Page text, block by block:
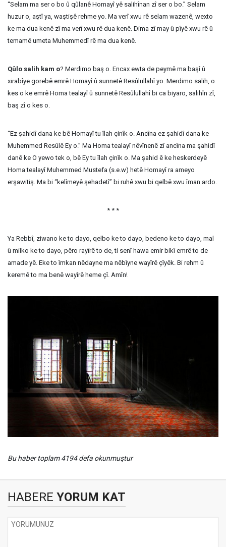
“Selam ma ser o bo û qûlanê Homayî yê salihînan zî ser o bo.” Selam
huzur o, aştî ya, waştişê rehme yo. Ma verî xwu rê selam wazenê, wexto
ke ma dua kenê zî ma verî xwu rê dua kenê. Dima zî may û pîyê xwu rê û
temamê umeta Muhemmedî rê ma dua kenê.
Qûlo salih kam o? Merdimo baş o. Encax ewta de peymê ma başî û
xirabîye gorebê emrê Homayî û sunnetê Resûlullahî yo. Merdimo salih, o
kes o ke emrê Homa tealayî û sunnetê Resûlullahî bi ca biyaro, salihîn zî,
baş zî o kes o.
“Ez şahidî dana ke bê Homayî tu îlah çinîk o. Ancîna ez şahidî dana ke
Muhemmed Resûlê Ey o.” Ma Homa tealayî nêvînenê zî ancîna ma şahidî
danê ke O yewo tek o, bê Ey tu îlah çinîk o. Ma şahid ê ke heskerdeyê
Homa tealayî Muhemmed Mustefa (s.e.w) hetê Homayî ra ameyo
erşawitiş. Ma bi “kelîmeyê şehadetî” bi ruhê xwu bi qelbê xwu îman ardo.
* * *
Ya Rebbî, ziwano ke to dayo, qelbo ke to dayo, bedeno ke to dayo, mal
û milko ke to dayo, pêro rayîrê to de, ti senî hawa emir bikî emrê to de
amade yê. Eke to îmkan nêdayne ma nêbîyne wayîrê çîyêk. Bi rehm û
keremê to ma benê wayîrê heme çî. Amîn!
Bu haber toplam 4194 defa okunmuştur
HABERE YORUM KAT